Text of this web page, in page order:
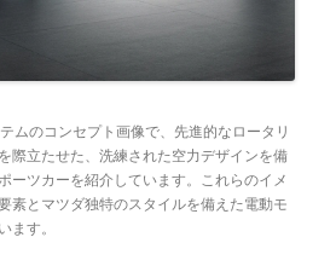
ムのコンセプト画像で、先進的なロータリ
際立たせた、洗練された空力デザインを備
ーツカーを紹介しています。 これらのイメ
素とマツダ独特のスタイルを備えた電動モ
ます。